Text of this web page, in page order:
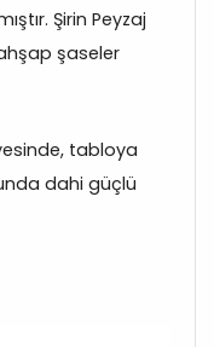
Şirin Peyzaj
şaseler
tabloya
dahi güçlü